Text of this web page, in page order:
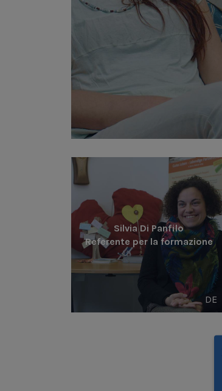
Silvia Di Panfilo
Referente per la formazione
DE